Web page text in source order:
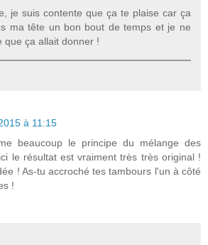
je suis contente que ça te plaise car ça
ma tête un bon bout de temps et je ne
que ça allait donner !
à 11:15
beaucoup le principe du mélange des
le résultat est vraiment très très original !
! As-tu accroché tes tambours l'un à côté
!